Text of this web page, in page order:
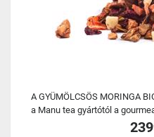
A GYÜMÖLCSÖS MORINGA
a Manu tea gyártótól a